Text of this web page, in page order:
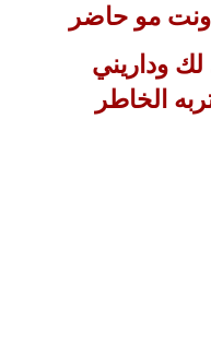
مو حاضر
وداريني
الخاطر